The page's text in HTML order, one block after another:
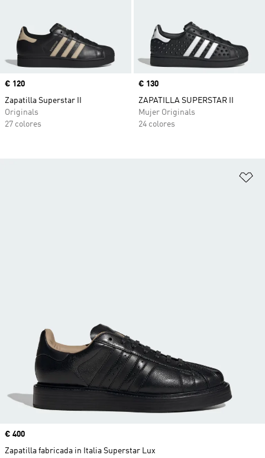
Precio
€ 120
Zapatilla Superstar II
Originals
27 colores
Precio
€ 130
ZAPATILLA SUPERSTAR II
Mujer Originals
24 colores
Precio
€ 400
Zapatilla fabricada in Italia Superstar Lux